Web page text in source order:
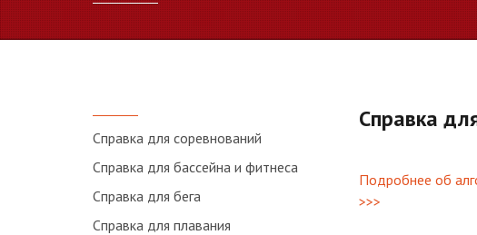
Справка
Подробнее об
>>>
Cправка для соревнований
Справка для бассейна и фитнеса
Справка для бега
Справка для плавания